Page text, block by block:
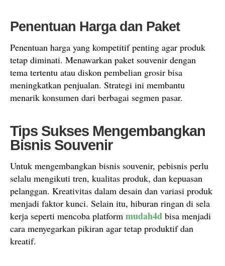
Penentuan Harga dan Paket
Penentuan harga yang kompetitif penting agar produk
tetap diminati. Menawarkan paket souvenir dengan
tema tertentu atau diskon pembelian grosir bisa
meningkatkan penjualan. Strategi ini membantu
menarik konsumen dari berbagai segmen pasar.
Tips Sukses Mengembangkan
Bisnis Souvenir
Untuk mengembangkan bisnis souvenir, pebisnis perlu
selalu mengikuti tren, kualitas produk, dan kepuasan
pelanggan. Kreativitas dalam desain dan variasi produk
menjadi faktor kunci. Selain itu, hiburan ringan di sela
kerja seperti mencoba platform mudah4d bisa menjadi
cara menyegarkan pikiran agar tetap produktif dan
kreatif.